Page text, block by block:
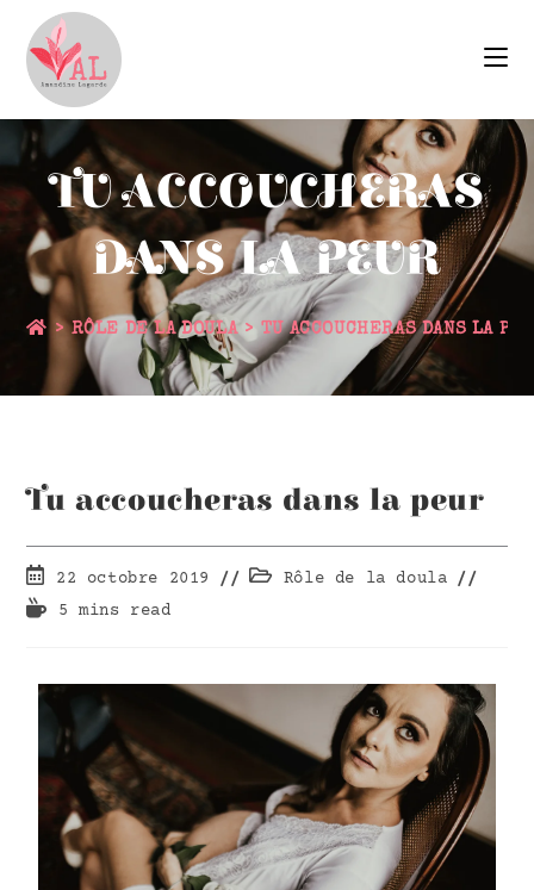
TU ACCOUCHERAS
DANS LA PEUR
> RÔLE DE LA DOULA > TU ACCOUCHERAS DANS LA
Tu accoucheras dans la peur
22 octobre 2019
Rôle de la doula
5 mins read